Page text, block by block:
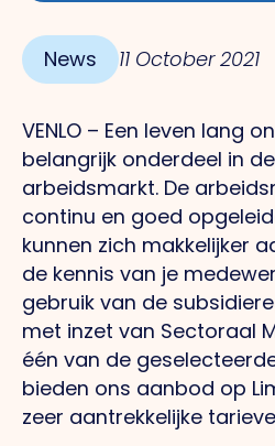
News 11 October 2021
VENLO – Een leven lang
belangrijk onderdeel in
arbeidsmarkt. De
continu en goed
kunnen zich makkelijker
de kennis van je
gebruik van de
met inzet van Sectoraal
één van de
bieden ons aanbod op
zeer aantrekkelijke